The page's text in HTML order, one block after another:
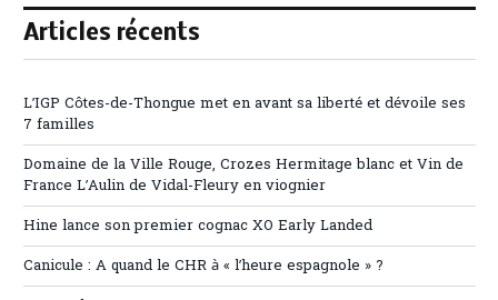
Articles récents
L’IGP Côtes-de-Thongue met en avant sa liberté et dévoile ses
7 familles
Domaine de la Ville Rouge, Crozes Hermitage blanc et Vin de
France L’Aulin de Vidal-Fleury en viognier
Hine lance son premier cognac XO Early Landed
Canicule : A quand le CHR à « l’heure espagnole » ?